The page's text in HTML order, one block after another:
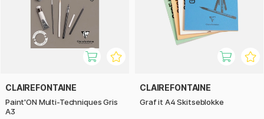
CLAIREFONTAINE
Paint'ON Multi-Techniques Gris
A3
CLAIREFONTAINE
Graf it A4 Skitseblokke